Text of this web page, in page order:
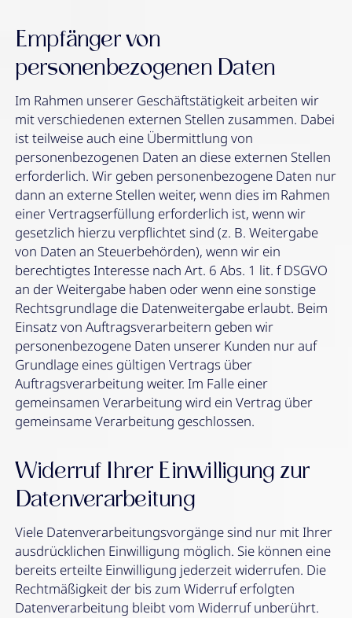
Empfänger von
personenbezogenen Daten
Im Rahmen unserer Geschäftstätigkeit arbeiten wir
mit verschiedenen externen Stellen zusammen. Dabei
ist teilweise auch eine Übermittlung von
personenbezogenen Daten an diese externen Stellen
erforderlich. Wir geben personenbezogene Daten nur
dann an externe Stellen weiter, wenn dies im Rahmen
einer Vertragserfüllung erforderlich ist, wenn wir
gesetzlich hierzu verpflichtet sind (z. B. Weitergabe
von Daten an Steuerbehörden), wenn wir ein
berechtigtes Interesse nach Art. 6 Abs. 1 lit. f DSGVO
an der Weitergabe haben oder wenn eine sonstige
Rechtsgrundlage die Datenweitergabe erlaubt. Beim
Einsatz von Auftragsverarbeitern geben wir
personenbezogene Daten unserer Kunden nur auf
Grundlage eines gültigen Vertrags über
Auftragsverarbeitung weiter. Im Falle einer
gemeinsamen Verarbeitung wird ein Vertrag über
gemeinsame Verarbeitung geschlossen.
Widerruf Ihrer Einwilligung zur
Datenverarbeitung
Viele Datenverarbeitungsvorgänge sind nur mit Ihrer
ausdrücklichen Einwilligung möglich. Sie können eine
bereits erteilte Einwilligung jederzeit widerrufen. Die
Rechtmäßigkeit der bis zum Widerruf erfolgten
Datenverarbeitung bleibt vom Widerruf unberührt.